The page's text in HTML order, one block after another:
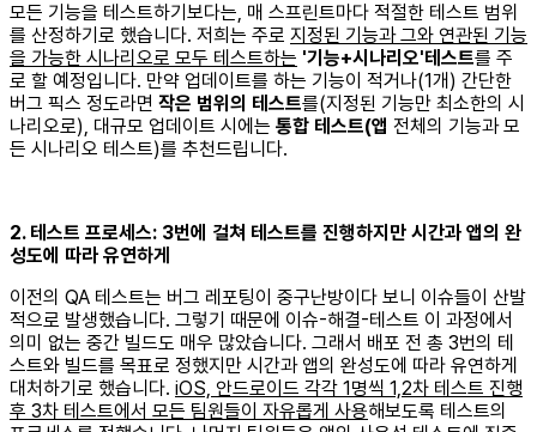
모든 기능을 테스트하기보다는, 매 스프린트마다 적절한 테스트 범위
를 산정하기로 했습니다. 저희는 주로 지정된 기능과 그와 연관된 기능
을 가능한 시나리오로 모두 테스트하는 '기능+시나리오'테스트를 주
로 할 예정입니다. 만약 업데이트를 하는 기능이 적거나(1개) 간단한
버그 픽스 정도라면 작은 범위의 테스트를(지정된 기능만 최소한의 시
나리오로), 대규모 업데이트 시에는 통합 테스트(앱 전체의 기능과 모
든 시나리오 테스트)를 추천드립니다.
2. 테스트 프로세스: 3번에 걸쳐 테스트를 진행하지만 시간과 앱의 완
성도에 따라 유연하게
이전의 QA 테스트는 버그 레포팅이 중구난방이다 보니 이슈들이 산발
적으로 발생했습니다. 그렇기 때문에 이슈-해결-테스트 이 과정에서
의미 없는 중간 빌드도 매우 많았습니다. 그래서 배포 전 총 3번의 테
스트와 빌드를 목표로 정했지만 시간과 앱의 완성도에 따라 유연하게
대처하기로 했습니다. iOS, 안드로이드 각각 1명씩 1,2차 테스트 진행
후 3차 테스트에서 모든 팀원들이 자유롭게 사용해보도록 테스트의